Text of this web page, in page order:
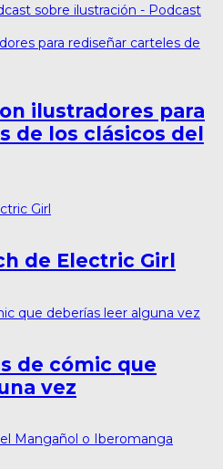
sobre ilustración - Podcast
ilustradores para
de los clásicos del
de Electric Girl
de cómic que
vez